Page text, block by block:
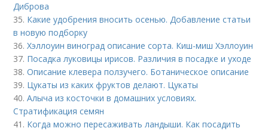
Диброва
35. Какие удобрения вносить осенью. Добавление статьи
в новую подборку
36.Хэллоуин виноград описание сорта. Киш-миш Хэллоуин
37. Посадка луковицы ирисов. Различия в посадке и уходе
38.Описание клевера ползучего. Ботаническое описание
39. Цукаты из каких фруктов делают. Цукаты
40.Алыча из косточки в домашних условиях.
Стратификация семян
41. Когда можно пересаживать ландыши. Как посадить